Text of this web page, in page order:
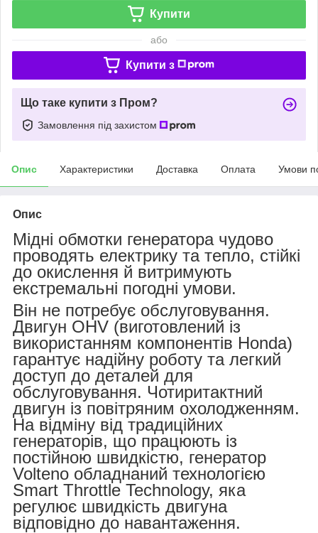
Купити
або
Купити з
Що таке купити з Пром?
Замовлення під захистом
Опис Характеристики Доставка Оплата Умови
Опис
Мідні обмотки генератора чудово
проводять електрику та тепло, стійкі
до окислення й витримують
екстремальні погодні умови.
Він не потребує обслуговування.
Двигун OHV (виготовлений із
використанням компонентів Honda)
гарантує надійну роботу та легкий
доступ до деталей для
обслуговування. Чотиритактний
двигун із повітряним охолодженням.
На відміну від традиційних
генераторів, що працюють із
постійною швидкістю, генератор
Volteno обладнаний технологією
Smart Throttle Technology, яка
регулює швидкість двигуна
відповідно до навантаження.